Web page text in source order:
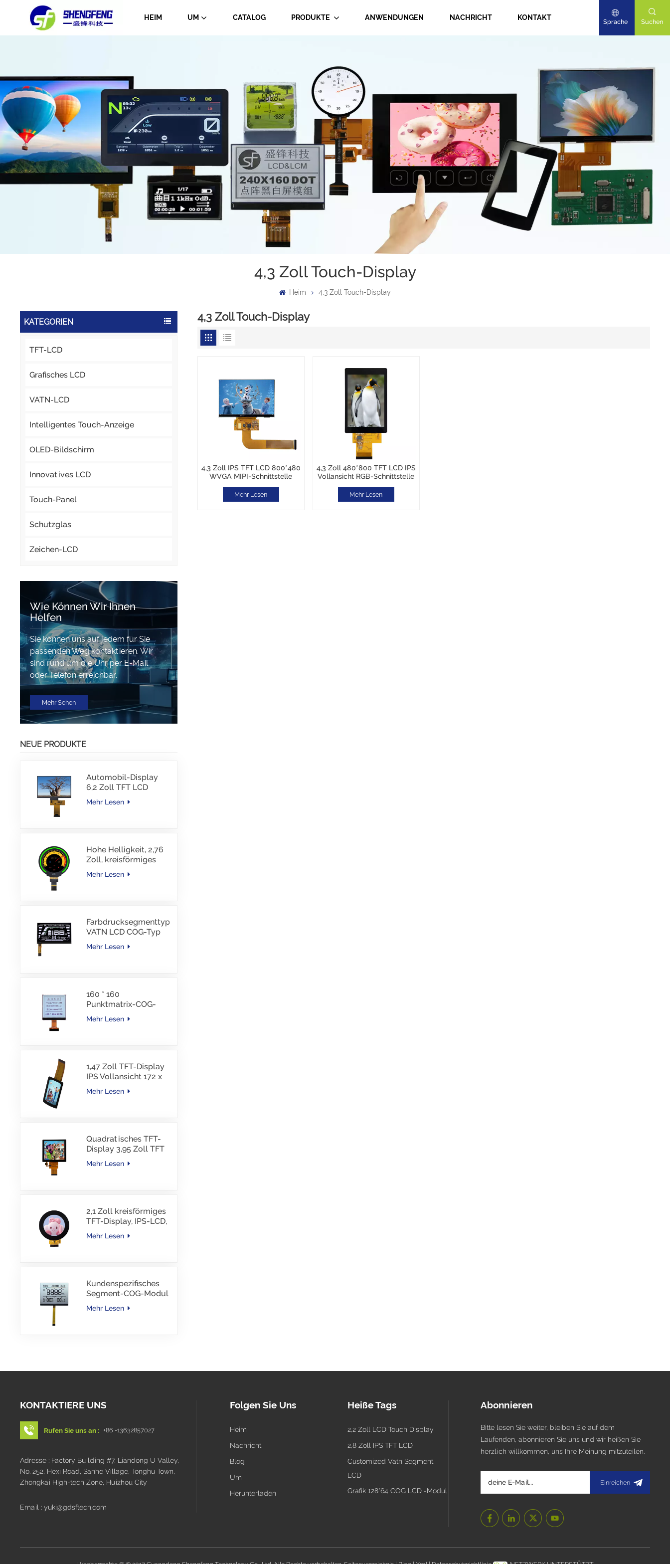
HEIM UM CATALOG PRODUKTE ANWENDUNGEN NACHRICHT KONTAKT Suchen
Sprache
English
Deutsch
日本語
4,3 Zoll Touch-Display
Heim 4,3 Zoll Touch-Display
KATEGORIEN
TFT-LCD
Grafisches LCD
VATN-LCD
Intelligentes Touch-Anzeige
OLED-Bildschirm
Innovatives LCD
Touch-Panel
Schutzglas
Zeichen-LCD
Wie Können Wir Ihnen
Helfen
Sie können uns auf jedem für Sie
passenden Weg kontaktieren. Wir
sind rund um die Uhr per E-Mail
oder Telefon erreichbar.
Mehr Sehen
NEUE PRODUKTE
Automobil-Display
6,2 Zoll TFT LCD
1024*600 IPS TFT-
Schnittstellentreiber-
Mehr Lesen
Hohe Helligkeit, 2,76
Zoll, kreisförmiges
TFT-Display, 480 x
480 Auflösung, 1000
Mehr Lesen
Farbdrucksegmenttyp
VATN LCD COG-Typ
LCD mit IIC-
Schnittstelle für E-
Mehr Lesen
160 * 160
Punktmatrix-COG-
LCD-Modul FSTN LCD
China Lieferant
Mehr Lesen
1,47 Zoll TFT-Display
IPS Vollansicht 172 x
320 Auflösung
Bildschirm
Mehr Lesen
Quadratisches TFT-
Display 3,95 Zoll TFT
LCD 480*480 40PINS
RGB-Schnittstelle
Mehr Lesen
2,1 Zoll kreisförmiges
TFT-Display, IPS-LCD,
RGB-Schnittstelle
Mehr Lesen
Kundenspezifisches
Segment-COG-Modul
TN-LCD mit
Farbdruck
Mehr Lesen
4,3 Zoll Touch-Display
4,3 Zoll IPS TFT LCD 800*480
WVGA MIPI-Schnittstelle
Mehr Lesen
4,3 Zoll 480*800 TFT LCD IPS
Vollansicht RGB-Schnittstelle
Mehr Lesen
KONTAKTIERE UNS
Rufen Sie uns an : +86 -13632857027
Adresse : Factory Building #7, Liandong U Valley,
No. 252, Hexi Road, Sanhe Village, Tonghu Town,
Zhongkai High-tech Zone, Huizhou City
Email : yuki@gdsftech.com
Folgen Sie Uns
Heim
Nachricht
Blog
Um
Herunterladen
Heiße Tags
2,2 Zoll LCD Touch Display
2,8 Zoll IPS TFT LCD
Customized Vatn Segment
LCD
Grafik 128*64 COG LCD -Modul
Abonnieren
Bitte lesen Sie weiter, bleiben Sie auf dem
Laufenden, abonnieren Sie uns und wir heißen Sie
herzlich willkommen, uns Ihre Meinung mitzuteilen.
Einreichen